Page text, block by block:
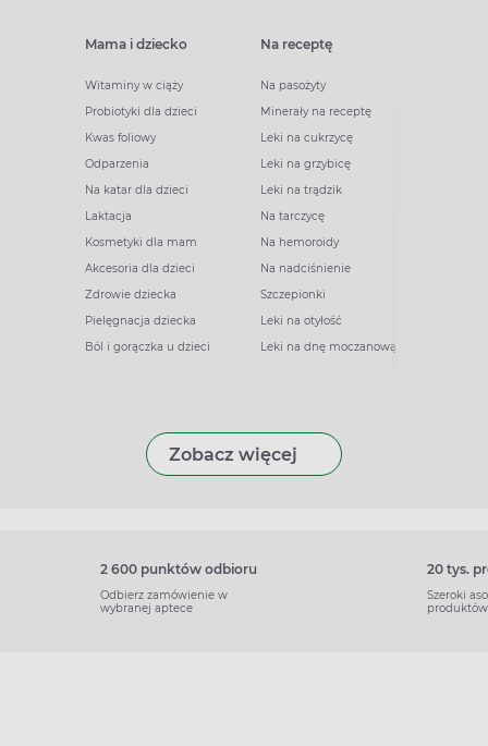
Mama i dziecko
Witaminy w ciąży
Probiotyki dla dzieci
Kwas foliowy
Odparzenia
Na katar dla dzieci
Laktacja
Kosmetyki dla mam
Akcesoria dla dzieci
Zdrowie dziecka
Pielęgnacja dziecka
Ból i gorączka u dzieci
Na receptę
Na pasożyty
Minerały na receptę
Leki na cukrzycę
Leki na grzybicę
Leki na trądzik
Na tarczycę
Na hemoroidy
Na nadciśnienie
Szczepionki
Leki na otyłość
Leki na dnę moczanową
Zobacz więcej
2 600 punktów odbioru
Odbierz zamówienie w
wybranej aptece
20 tys.
Szeroki
produktów